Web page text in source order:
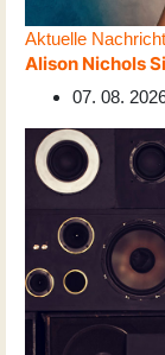
Aktuelle
Alison Nichols
07. 08.